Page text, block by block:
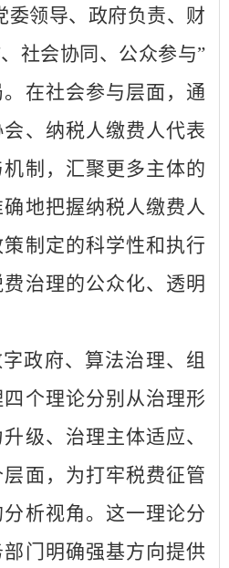
委领导、政府负责、财
社会协同、公众参与”
在社会参与层面，通
、纳税人缴费人代表
制，汇聚更多主体的
地把握纳税人缴费人
制定的科学性和执行
治理的公众化、透明
政府、算法治理、组
个理论分别从治理形
级、治理主体适应、
面，为打牢税费征管
析视角。这一理论分
门明确强基方向提供